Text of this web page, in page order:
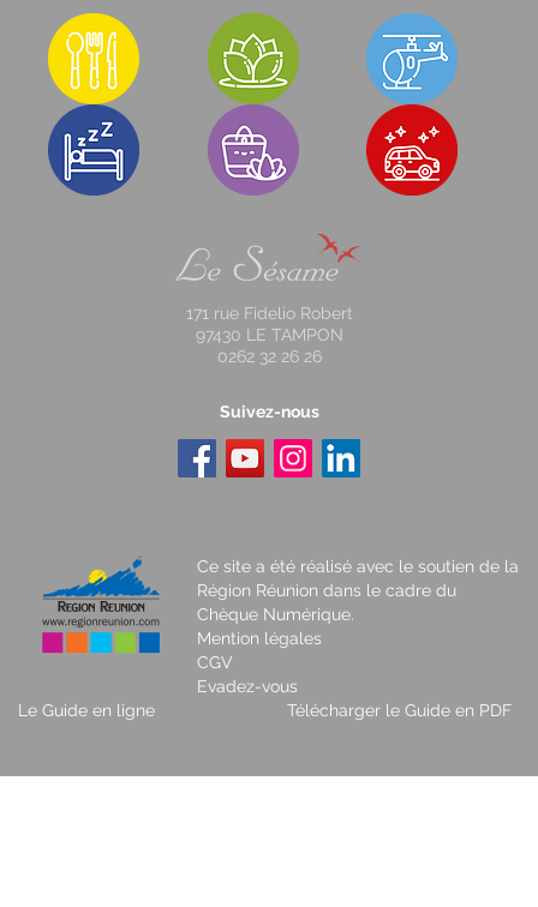
171 rue Fidelio Robert
97430 LE TAMPON
0262 32 26 26
Suivez-nous
Ce site a été réalisé avec le soutien de la
Région Réunion dans le cadre du
Chèque Numérique.
Mention légales
CGV
Evadez-vous
Le Guide en ligne
Télécharger le Guide en PDF